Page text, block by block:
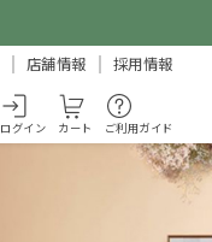
店舗情報 採用情報
ログイン カート ご利用ガイド